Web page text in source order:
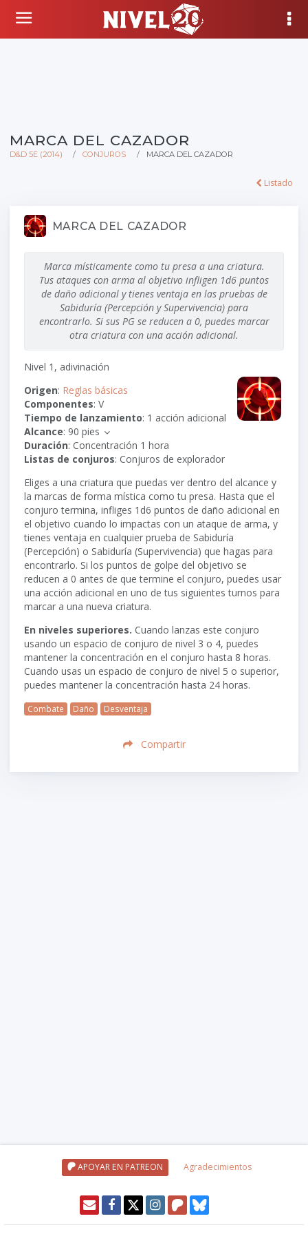
MARCA DEL CAZADOR
D&D 5E (2014) CONJUROS MARCA DEL CAZADOR
Listado
MARCA DEL CAZADOR
Marca místicamente como tu presa a una criatura.
Tus ataques con arma al objetivo infligen 1d6 puntos
de daño adicional y tienes ventaja en las pruebas de
Sabiduría (Percepción y Supervivencia) para
encontrarlo. Si sus PG se reducen a 0, puedes marcar
otra criatura con una acción adicional.
Nivel 1, adivinación
Origen: Reglas básicas
Componentes: V
Tiempo de lanzamiento: 1 acción adicional
Alcance: 90 pies
Duración: Concentración 1 hora
Listas de conjuros: Conjuros de explorador
Eliges a una criatura que puedas ver dentro del alcance y
la marcas de forma mística como tu presa. Hasta que el
conjuro termina, infliges 1d6 puntos de daño adicional en
el objetivo cuando lo impactas con un ataque de arma, y
tienes ventaja en cualquier prueba de Sabiduría
(Percepción) o Sabiduría (Supervivencia) que hagas para
encontrarlo. Si los puntos de golpe del objetivo se
reducen a 0 antes de que termine el conjuro, puedes usar
una acción adicional en uno de tus siguientes turnos para
marcar a una nueva criatura.
En niveles superiores. Cuando lanzas este conjuro
usando un espacio de conjuro de nivel 3 o 4, puedes
mantener la concentración en el conjuro hasta 8 horas.
Cuando usas un espacio de conjuro de nivel 5 o superior,
puedes mantener la concentración hasta 24 horas.
Combate Daño Desventaja
Compartir
APOYAR EN PATREON Agradecimientos